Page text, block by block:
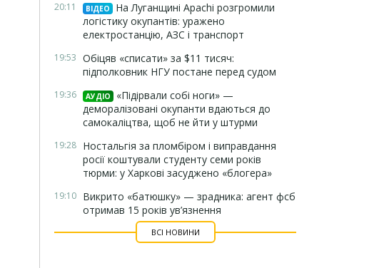
20:11 ВІДЕО
На Луганщині Apachi розгромили
логістику окупантів: уражено
електростанцію, АЗС і транспорт
19:53 Обіцяв «списати» за $11 тисяч:
підполковник НГУ постане перед судом
19:36 АУДІО
«Підірвали собі ноги» —
деморалізовані окупанти вдаються до
самокаліцтва, щоб не йти у штурми
19:28 Ностальгія за пломбіром і виправдання
росії коштували студенту семи років
тюрми: у Харкові засуджено «блогера»
19:10 Викрито «батюшку» — зрадника: агент фсб
отримав 15 років ув’язнення
ВСІ НОВИНИ